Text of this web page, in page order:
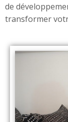
de
transformer